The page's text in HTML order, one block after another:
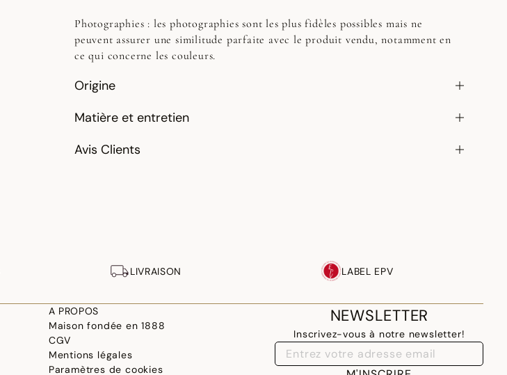
Photographies : les photographies sont les plus fidèles possibles mais ne
peuvent assurer une similitude parfaite avec le produit vendu, notamment en
ce qui concerne les couleurs.
Origine
Matière et entretien
Avis Clients
LIVRAISON LABEL EPV
A PROPOS
Maison fondée en 1888
CGV
Mentions légales
Paramètres de cookies
NEWSLETTER
Inscrivez-vous à notre newsletter!